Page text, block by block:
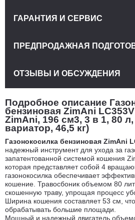
Подробное описание
бензиновая ZimAni
ZimAni, 196 см3, 3 в 1, 80
вариатор, 46,5 кг)
Газонокосилка бензиновая ZimAni
надежный инструмент для ухода за
запатентованной системой кошения
которая представляет собой 4
газонокосилка обеспечивает
кошение. Травосбоник объемом 80
скошенную траву, упрощая процесс
Ширина кошения составляет 53 см,
обрабатывать большие площади.
Мощный и надежный двигатель
ГАРАНТИЯ И СЕРВИС
ПРЕДПРОДАЖНАЯ
ОТЗЫВЫ И ОБСУЖДЕНИЯ